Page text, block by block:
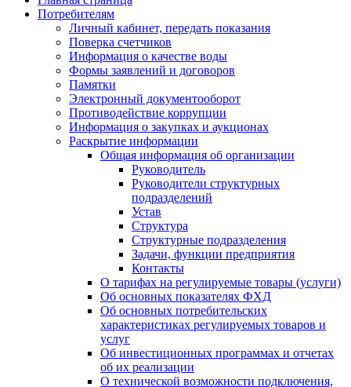
Потребителям
Личный кабинет, передать показания
Поверка счетчиков
Информация о качестве воды
Формы заявлений и договоров
Памятки
Электронный документооборот
Противодействие коррупции
Информация о закупках и аукционах
Раскрытие информации
Общая информация об организации
Руководитель
Руководители структурных
подразделений
Устав
Структура
Структурные подразделения
Задачи, функции предприятия
Контакты
О тарифах на регулируемые товары (услуги)
Об основных показателях ФХД
Об основных потребительских
характеристиках регулируемых товаров и
услуг
Об инвестиционных программах и отчетах
об их реализации
О технической возможности подключения,